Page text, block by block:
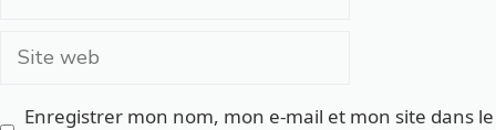
Site
Enregistrer mon nom, mon e-mail et mon site dans le